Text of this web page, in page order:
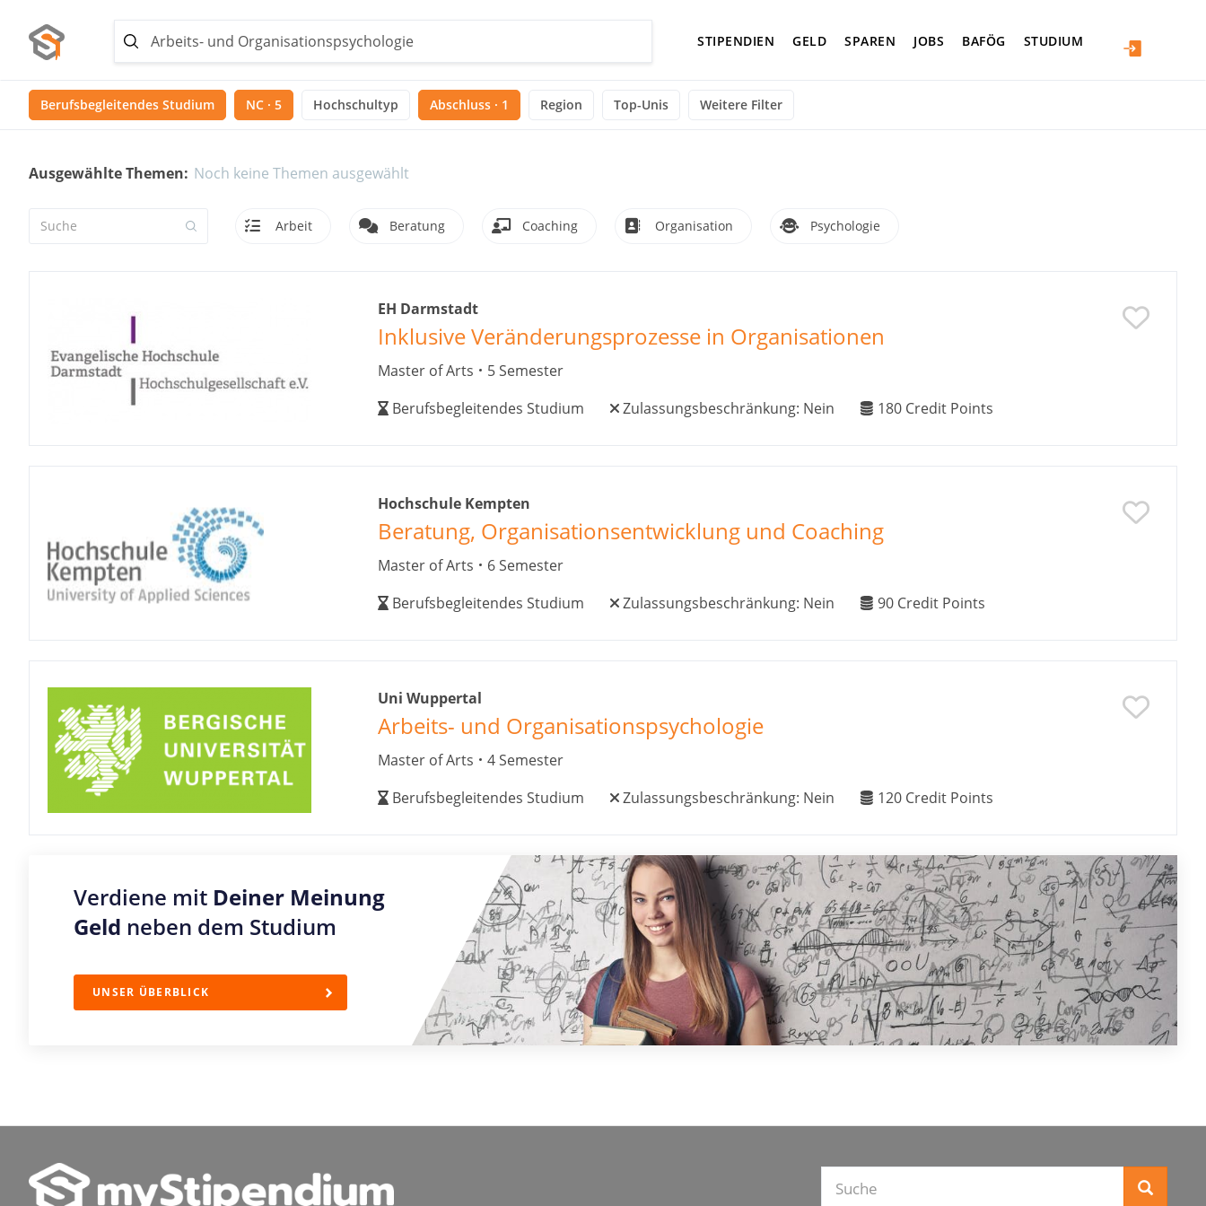
STIPENDIEN GELD SPAREN JOBS BAFÖG STUDIUM
Berufsbegleitendes Studium NC · 5 Hochschultyp Abschluss · 1 Region Top-Unis Weitere Filter
Ausgewählte Themen: Noch keine Themen ausgewählt
Arbeit Beratung Coaching Organisation Psychologie
EH Darmstadt
Inklusive Veränderungsprozesse in Organisationen
Master of Arts
5 Semester
Berufsbegleitendes Studium
Zulassungsbeschränkung: Nein 180 Credit Points
Hochschule Kempten
Beratung, Organisationsentwicklung und Coaching
Master of Arts
6 Semester
Berufsbegleitendes Studium
Zulassungsbeschränkung: Nein 90 Credit Points
Uni Wuppertal
Arbeits- und Organisationspsychologie
Master of Arts
4 Semester
Berufsbegleitendes Studium
Zulassungsbeschränkung: Nein 120 Credit Points
Verdiene mit Deiner Meinung
Geld neben dem Studium
UNSER ÜBERBLICK